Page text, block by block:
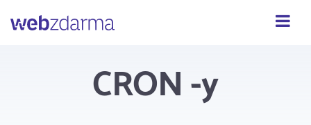
Webzdarma
CRON -y